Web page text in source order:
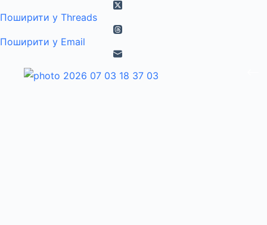
Поширити у Threads
Поширити у Email